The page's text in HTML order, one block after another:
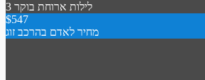
3 לילות ארוחת בוקר
$547
מחיר לאדם בהרכב זוג